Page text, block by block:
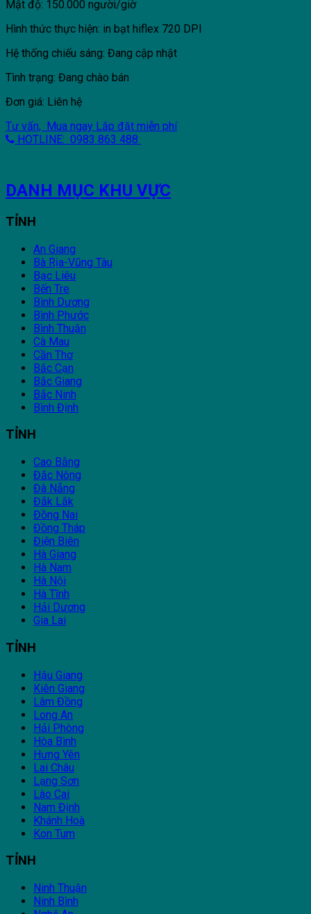
Mật độ: 150.000 người/giờ
Hình thức thực hiện: in bạt hiflex 720 DPI
Hệ thống chiếu sáng: Đang cập nhật
Tình trạng: Đang chào bán
Đơn giá: Liên hệ
Tư vấn, Mua ngay Lắp đặt miễn phí
HOTLINE: 0983 863 488
DANH MỤC KHU VỰC
TỈNH
An Giang
Bà Rịa-Vũng Tàu
Bạc Liêu
Bến Tre
Bình Dương
Bình Phước
Bình Thuận
Cà Mau
Cần Thơ
Bắc Cạn
Bắc Giang
Bắc Ninh
Bình Định
TỈNH
Cao Bằng
Đắc Nông
Đà Nẵng
Đắk Lắk
Đồng Nai
Đồng Tháp
Điện Biên
Hà Giang
Hà Nam
Hà Nội
Hà Tĩnh
Hải Dương
Gia Lai
TỈNH
Hậu Giang
Kiên Giang
Lâm Đồng
Long An
Hải Phòng
Hòa Bình
Hưng Yên
Lai Châu
Lạng Sơn
Lào Cai
Nam Định
Khánh Hoà
Kon Tum
TỈNH
Ninh Thuận
Ninh Bình